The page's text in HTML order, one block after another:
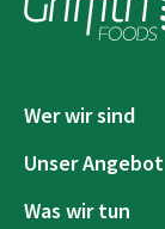
Wer wir sind
Unser Angebot
Was wir tun